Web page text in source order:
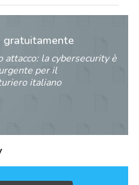
gratuitamente
attacco: la cybersecurity è
per il
italiano